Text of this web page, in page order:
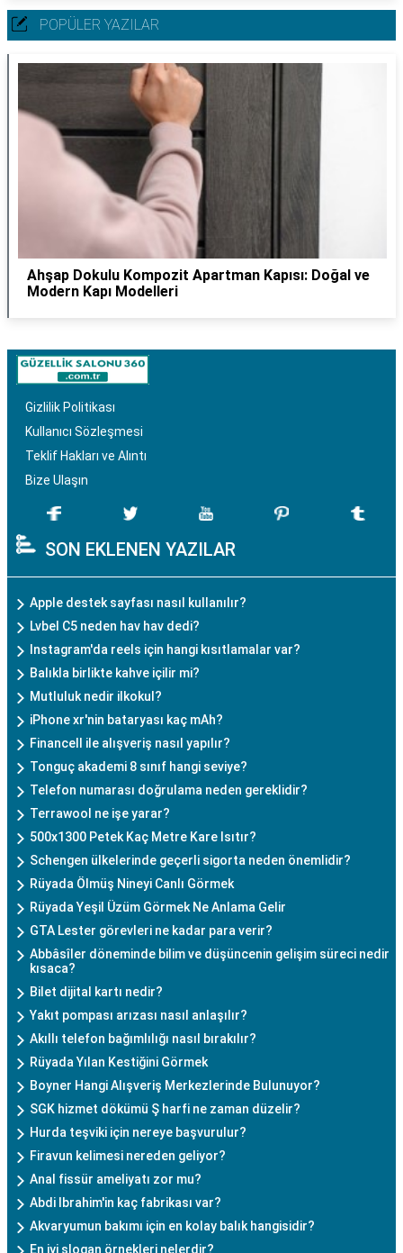
POPÜLER YAZILAR
Ahşap Dokulu Kompozit Apartman Kapısı: Doğal ve
Modern Kapı Modelleri
Gizlilik Politikası
Kullanıcı Sözleşmesi
Teklif Hakları ve Alıntı
Bize Ulaşın
SON EKLENEN YAZILAR
Apple destek sayfası nasıl kullanılır?
Lvbel C5 neden hav hav dedi?
Instagram'da reels için hangi kısıtlamalar var?
Balıkla birlikte kahve içilir mi?
Mutluluk nedir ilkokul?
iPhone xr'nin bataryası kaç mAh?
Financell ile alışveriş nasıl yapılır?
Tonguç akademi 8 sınıf hangi seviye?
Telefon numarası doğrulama neden gereklidir?
Terrawool ne işe yarar?
500x1300 Petek Kaç Metre Kare Isıtır?
Schengen ülkelerinde geçerli sigorta neden önemlidir?
Rüyada Ölmüş Nineyi Canlı Görmek
Rüyada Yeşil Üzüm Görmek Ne Anlama Gelir
GTA Lester görevleri ne kadar para verir?
Abbâsîler döneminde bilim ve düşüncenin gelişim süreci nedir
kısaca?
Bilet dijital kartı nedir?
Yakıt pompası arızası nasıl anlaşılır?
Akıllı telefon bağımlılığı nasıl bırakılır?
Rüyada Yılan Kestiğini Görmek
Boyner Hangi Alışveriş Merkezlerinde Bulunuyor?
SGK hizmet dökümü Ş harfi ne zaman düzelir?
Hurda teşviki için nereye başvurulur?
Firavun kelimesi nereden geliyor?
Anal fissür ameliyatı zor mu?
Abdi Ibrahim'in kaç fabrikası var?
Akvaryumun bakımı için en kolay balık hangisidir?
En iyi slogan örnekleri nelerdir?